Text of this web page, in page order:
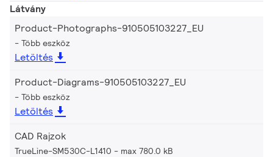
Látvány
Product-Photographs-910505103227_EU
Több eszköz
Letöltés
Product-Diagrams-910505103227_EU
Több eszköz
Letöltés
CAD Rajzok
TrueLine-SM530C-L1410 max 780.0 kB